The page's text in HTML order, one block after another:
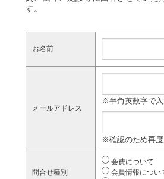
す。
お名前
メールアドレス
※半角英数字で
※確認のため再
問合せ種別
会費について
会員情報につい